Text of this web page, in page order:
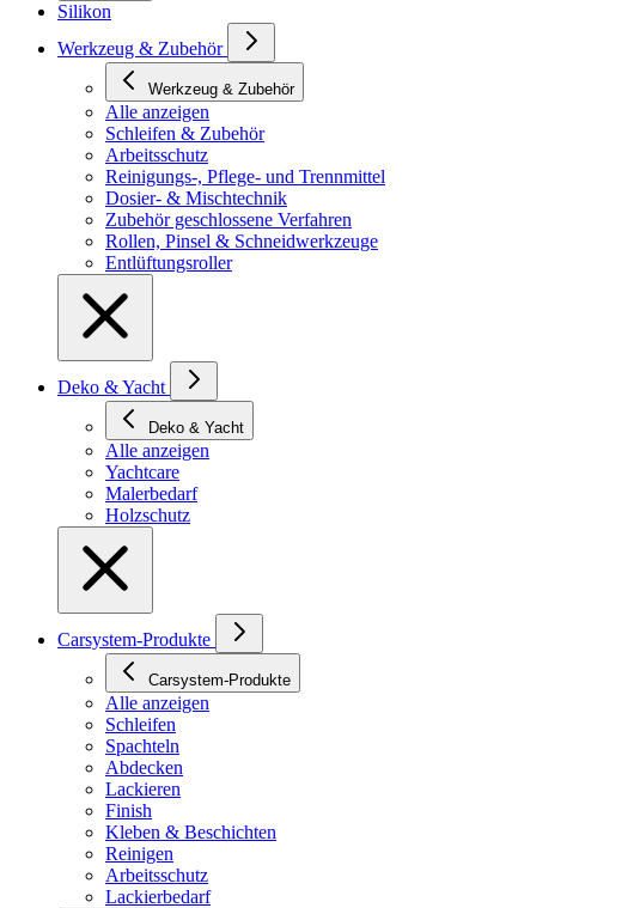
Silikon
Werkzeug & Zubehör
Werkzeug & Zubehör
Alle anzeigen
Schleifen & Zubehör
Arbeitsschutz
Reinigungs-, Pflege- und Trennmittel
Dosier- & Mischtechnik
Zubehör geschlossene Verfahren
Rollen, Pinsel & Schneidwerkzeuge
Entlüftungsroller
Deko & Yacht
Deko & Yacht
Alle anzeigen
Yachtcare
Malerbedarf
Holzschutz
Carsystem-Produkte
Carsystem-Produkte
Alle anzeigen
Schleifen
Spachteln
Abdecken
Lackieren
Finish
Kleben & Beschichten
Reinigen
Arbeitsschutz
Lackierbedarf